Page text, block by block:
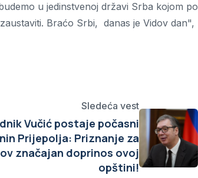
u jedinstvenoj državi Srba kojom po
Braćo Srbi, danas je Vidov dan",
Sledeća vest
Vučić postaje počasni
Prijepolja: Priznanje za
značajan doprinos ovoj
opštini!